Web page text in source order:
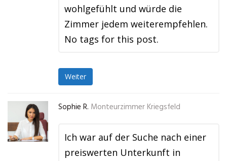
wohlgefühlt und würde die
Zimmer jedem weiterempfehlen.
No tags for this post.
Weiter
Sophie R. Monteurzimmer Kriegsfeld
Ich war auf der Suche nach einer
preiswerten Unterkunft in